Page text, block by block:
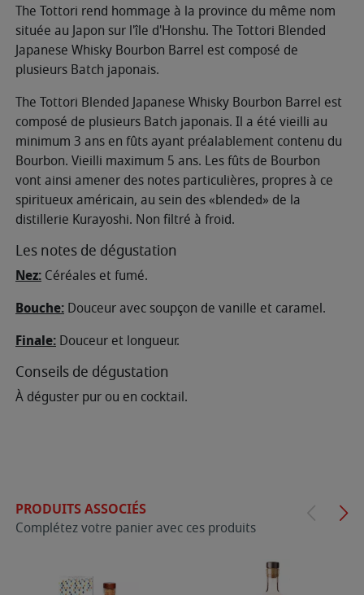
The Tottori rend hommage à la province du même nom
située au Japon sur l'île d'Honshu. The Tottori Blended
Japanese Whisky Bourbon Barrel est composé de
plusieurs Batch japonais.
The Tottori Blended Japanese Whisky Bourbon Barrel est
composé de plusieurs Batch japonais. Il a été vieilli au
minimum 3 ans en fûts ayant préalablement contenu du
Bourbon. Vieilli maximum 5 ans. Les fûts de Bourbon
vont ainsi amener des notes particulières, propres à ce
spiritueux américain, au sein des «blended» de la
distillerie Kurayoshi. Non filtré à froid.
Les notes de dégustation
Nez: Céréales et fumé.
Bouche: Douceur avec soupçon de vanille et caramel.
Finale: Douceur et longueur.
Conseils de dégustation
À déguster pur ou en cocktail.
PRODUITS ASSOCIÉS
Complétez votre panier avec ces produits